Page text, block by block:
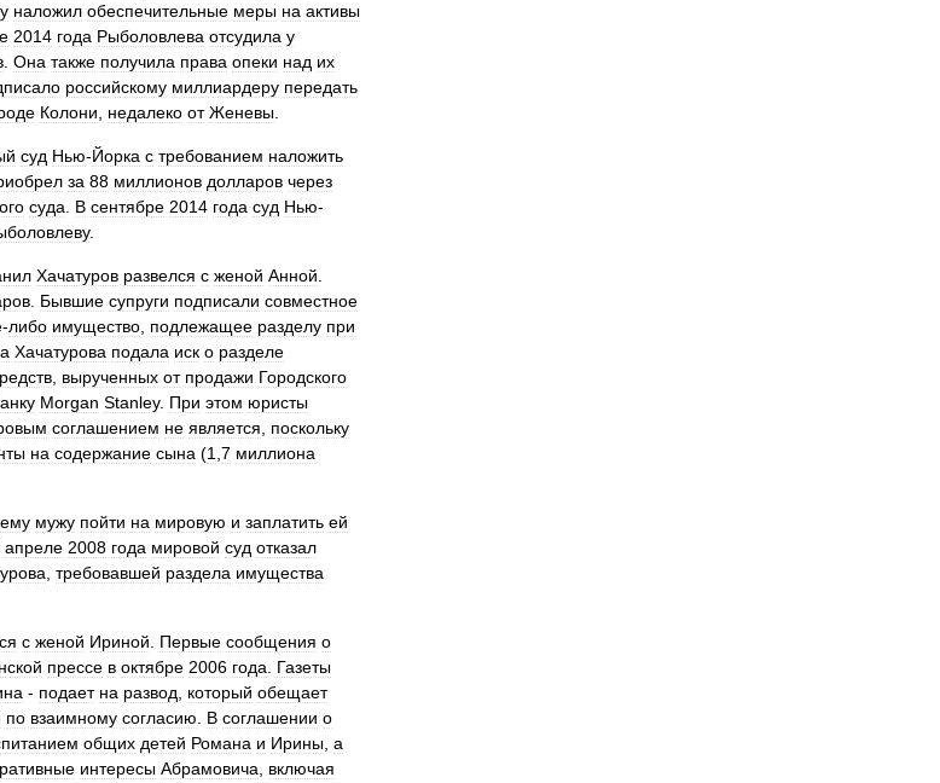
наложил обеспечительные меры на активы
2014 года Рыболовлева отсудила у
Она также получила права опеки над их
российскому миллиардеру передать
Колони недалеко от Женевы
суд Нью-Йорка с требованием наложить
за 88 миллионов долларов через
суда В сентябре 2014 года суд Нью-
.
Хачатуров развелся с женой Анной
Бывшие супруги подписали совместное
-либо имущество подлежащее разделу при
Хачатурова подала иск о разделе
вырученных от продажи Городского
Morgan Stanley. При этом юристы
соглашением не является
поскольку
на содержание сына (1 7 миллиона
мужу пойти на мировую и заплатить ей
апреле 2008 года мировой суд отказал
требовавшей раздела имущества
с женой Ириной Первые сообщения о
прессе в октябре 2006 года
Газеты
- подает на развод который обещает
по взаимному согласию В соглашении о
общих детей Романа и Ирины а
интересы Абрамовича
включая